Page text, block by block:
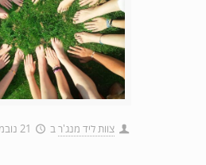
צוות ליד מנג'רב 21 נובמבר, 2021